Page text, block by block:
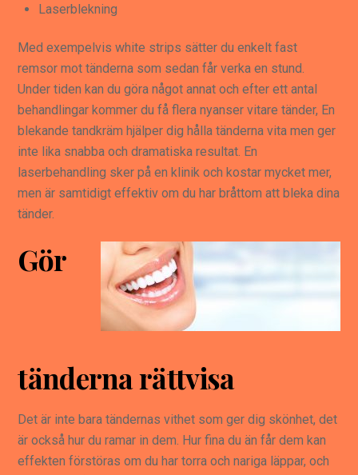
Laserblekning
Med exempelvis white strips sätter du enkelt fast
remsor mot tänderna som sedan får verka en stund.
Under tiden kan du göra något annat och efter ett antal
behandlingar kommer du få flera nyanser vitare tänder, En
blekande tandkräm hjälper dig hålla tänderna vita men ger
inte lika snabba och dramatiska resultat. En
laserbehandling sker på en klinik och kostar mycket mer,
men är samtidigt effektiv om du har bråttom att bleka dina
tänder.
Gör
tänderna rättvisa
Det är inte bara tändernas vithet som ger dig skönhet, det
är också hur du ramar in dem. Hur fina du än får dem kan
effekten förstöras om du har torra och nariga läppar, och